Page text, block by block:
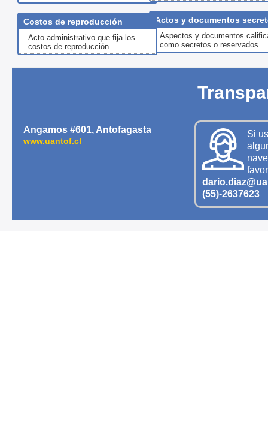
Actos y documentos
Aspectos y documentos
como secretos o reservados
Costos de reproducción
Acto administrativo que fija los
costos de reproducción
Angamos #601, Antofagasta
www.uantof.cl
Si
(55)-2637623